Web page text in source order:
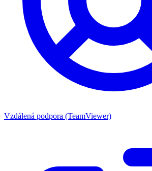
Vzdálená podpora (TeamViewer)